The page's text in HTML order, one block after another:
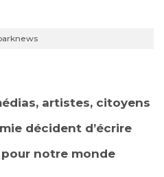
artistes, citoyens
décident d’écrire
notre monde